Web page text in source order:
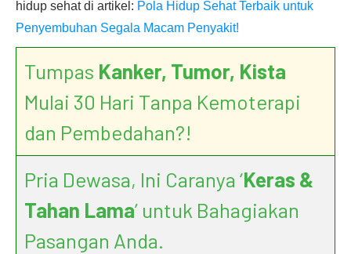
hidup sehat di artikel: Pola Hidup Sehat Terbaik untuk
Penyembuhan Segala Macam Penyakit!
Tumpas Kanker, Tumor, Kista
Mulai 30 Hari Tanpa Kemoterapi
dan Pembedahan?!
Pria Dewasa, Ini Caranya ‘Keras &
Tahan Lama’ untuk Bahagiakan
Pasangan Anda.